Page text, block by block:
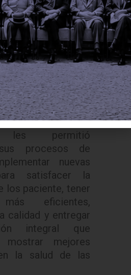
logrado
es un punto de
algo mucho más
manera de
al sistema”.
participantes en
cohorte en el
del encuentro
afirmar que este
les permitió
procesos de
nuevas
satisfacer la
los paciente, tener
eficientes,
calidad y entregar
integral que
mejores
la salud de las